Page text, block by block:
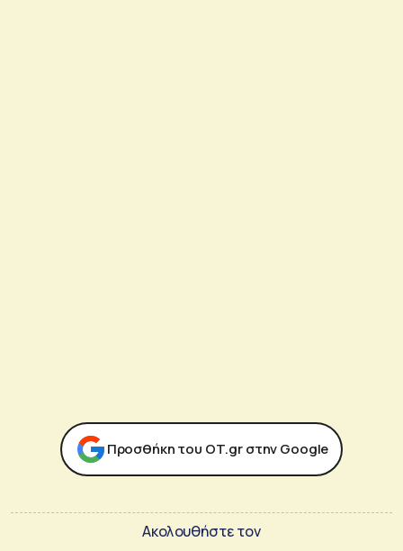
Προσθήκη του ΟΤ.gr στην Google
Ακολουθήστε τον